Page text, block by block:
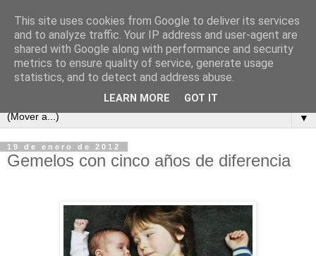
▼
19 de enero de 2012
Gemelos con cinco años de diferencia
This site uses cookies from Google to deliver its services
and to analyze traffic. Your IP address and user-agent are
shared with Google along with performance and security
metrics to ensure quality of service, generate usage
statistics, and to detect and address abuse.
LEARN MORE GOT IT